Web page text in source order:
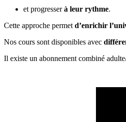
et progresserà leur rythme.
Cette approche permet d’enrichir
Nos cours sont disponibles avec
Il existe un abonnement combiné